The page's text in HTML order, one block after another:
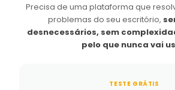
Precisa de uma plataforma que
problemas do seu escritório,
desnecessários, sem
pelo que nunca vai
TESTE GRÁTIS